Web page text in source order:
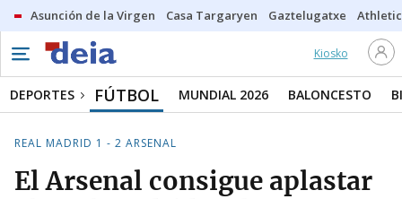
Asunción de la Virgen Casa Targaryen Gaztelugatxe Athletic
Kiosko
DEPORTES FÚTBOL MUNDIAL 2026 BALONCESTO
REAL MADRID 1 - 2 ARSENAL
El Arsenal consigue aplastar